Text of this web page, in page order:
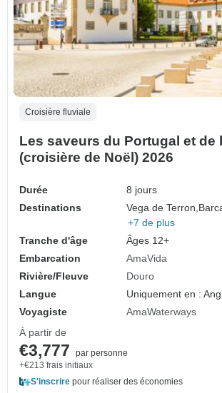
Croisière fluviale
Les saveurs du Portugal et de
(croisière de Noël) 2026
Durée
8 jours
Destinations
Vega de Terron,
+7 de plus
Tranche d'âge
Âges 12+
Embarcation
AmaVida
Rivière/Fleuve
Douro
Langue
Uniquement en :
Voyagiste
AmaWaterways
À partir de
€3,777
par personne
+€213 frais initiaux
S'inscrire pour réaliser des économies